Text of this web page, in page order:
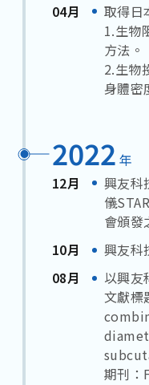
04月
取得日
1.生物
方法。
2.生物
身體密
2022 年
12月
興友科
儀
會頒發
10月
興友科
08月
以興友
文獻
期刊